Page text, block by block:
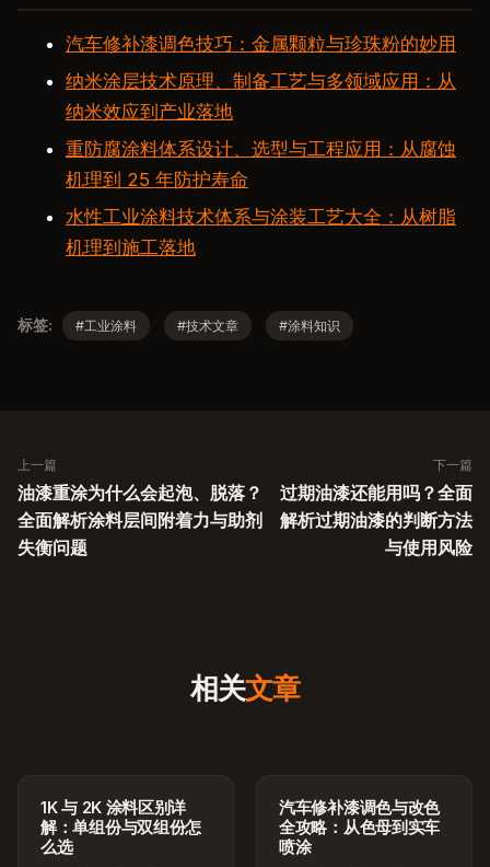
汽车修补漆调色技巧：金属颗粒与珍珠粉的妙用
纳米涂层技术原理、制备工艺与多领域应用：从
纳米效应到产业落地
重防腐涂料体系设计、选型与工程应用：从腐蚀
机理到 25 年防护寿命
水性工业涂料技术体系与涂装工艺大全：从树脂
机理到施工落地
标签: #工业涂料 #技术文章 #涂料知识
上一篇
油漆重涂为什么会起泡、脱落？
全面解析涂料层间附着力与助剂
失衡问题
下一篇
过期油漆还能用吗？全面
解析过期油漆的判断方法
与使用风险
相关文章
1K 与 2K 涂料区别详
解：单组份与双组份怎
么选
汽车修补漆调色与改色
全攻略：从色母到实车
喷涂